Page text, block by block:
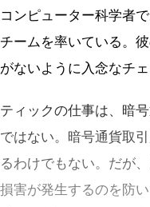
ンピューター科学者
ームを率いている。
ないように入念なチ
ィックの仕事は、暗
はない。暗号通貨取
るわけでもない。だが
害が発生するのを防